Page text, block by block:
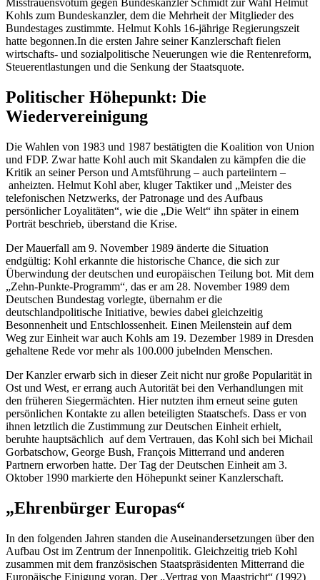
Misstrauensvotum gegen Bundeskanzler Schmidt zur Wahl Helmut
Kohls zum Bundeskanzler, dem die Mehrheit der Mitglieder des
Bundestages zustimmte. Helmut Kohls 16-jährige Regierungszeit
hatte begonnen.In die ersten Jahre seiner Kanzlerschaft fielen
wirtschafts- und sozialpolitische Neuerungen wie die Rentenreform,
Steuerentlastungen und die Senkung der Staatsquote.
Politischer Höhepunkt: Die
Wiedervereinigung
Die Wahlen von 1983 und 1987 bestätigten die Koalition von Union
und FDP. Zwar hatte Kohl auch mit Skandalen zu kämpfen die die
Kritik an seiner Person und Amtsführung – auch parteiintern –
anheizten. Helmut Kohl aber, kluger Taktiker und „Meister des
telefonischen Netzwerks, der Patronage und des Aufbaus
persönlicher Loyalitäten“, wie die „Die Welt“ ihn später in einem
Porträt beschrieb, überstand die Krise.
Der Mauerfall am 9. November 1989 änderte die Situation
endgültig: Kohl erkannte die historische Chance, die sich zur
Überwindung der deutschen und europäischen Teilung bot. Mit dem
„Zehn-Punkte-Programm“, das er am 28. November 1989 dem
Deutschen Bundestag vorlegte, übernahm er die
deutschlandpolitische Initiative, bewies dabei gleichzeitig
Besonnenheit und Entschlossenheit. Einen Meilenstein auf dem
Weg zur Einheit war auch Kohls am 19. Dezember 1989 in Dresden
gehaltene Rede vor mehr als 100.000 jubelnden Menschen.
Der Kanzler erwarb sich in dieser Zeit nicht nur große Popularität in
Ost und West, er errang auch Autorität bei den Verhandlungen mit
den früheren Siegermächten. Hier nutzten ihm erneut seine guten
persönlichen Kontakte zu allen beteiligten Staatschefs. Dass er von
ihnen letztlich die Zustimmung zur Deutschen Einheit erhielt,
beruhte hauptsächlich auf dem Vertrauen, das Kohl sich bei Michail
Gorbatschow, George Bush, François Mitterrand und anderen
Partnern erworben hatte. Der Tag der Deutschen Einheit am 3.
Oktober 1990 markierte den Höhepunkt seiner Kanzlerschaft.
„Ehrenbürger Europas“
In den folgenden Jahren standen die Auseinandersetzungen über den
Aufbau Ost im Zentrum der Innenpolitik. Gleichzeitig trieb Kohl
zusammen mit dem französischen Staatspräsidenten Mitterrand die
Europäische Einigung voran. Der „Vertrag von Maastricht“ (1992)